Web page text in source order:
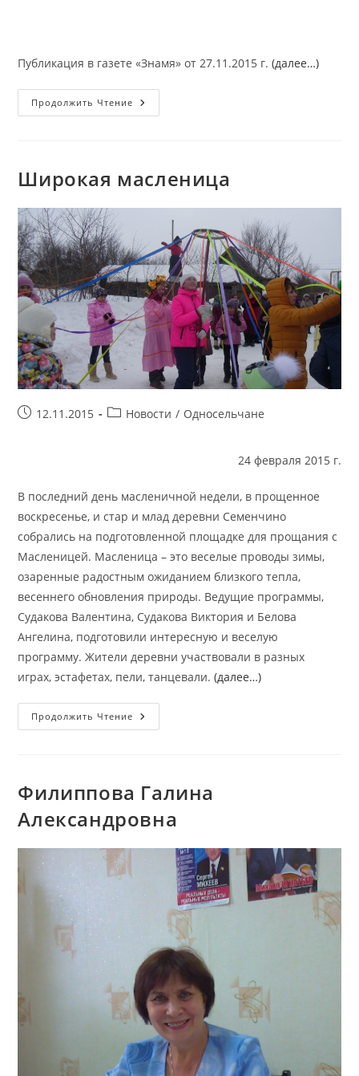
Публикация в газете «Знамя» от 27.11.2015 г.(далее…)
Продолжить Чтение И
В
Вместе
Широкая масленица
Запись12.11.2015
Рубрика
Новости / Односельчане
24 февраля 2015 г.
В последний день масленичной недели, в прощенное
воскресенье, и стар и млад деревни Семенчино
собрались на подготовленной площадке для прощания с
Масленицей. Масленица – это веселые проводы зимы,
озаренные радостным ожиданием близкого тепла,
весеннего обновления природы. Ведущие программы,
Судакова Валентина, Судакова Виктория и Белова
Ангелина, подготовили интересную и веселую
программу. Жители деревни участвовали в разных
играх, эстафетах, пели, танцевали.(далее…)
Продолжить Чтение Широкая
Масленица
Филиппова Галина
Александровна